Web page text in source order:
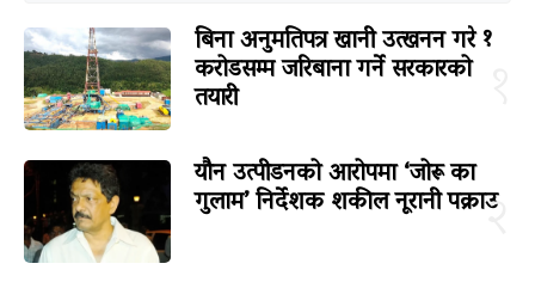
बिना अनुमतिपत्र खानी उत्खनन गरे १
करोडसम्म जरिबाना गर्ने सरकारको
तयारी
२
यौन उत्पीडनको आरोपमा ‘जोरू का
गुलाम’ निर्देशक शकील नूरानी पक्राउ